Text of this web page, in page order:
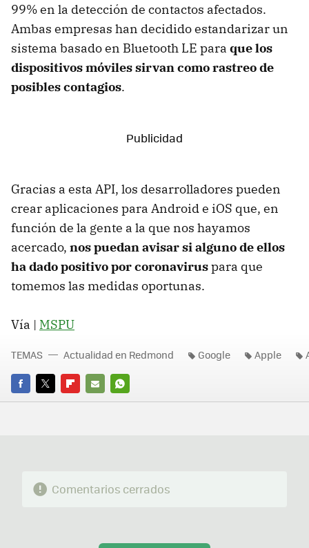
99% en la detección de contactos afectados.
Ambas empresas han decidido estandarizar un
sistema basado en Bluetooth LE para que los
dispositivos móviles sirvan como rastreo de
posibles contagios.
Gracias a esta API, los desarrolladores pueden
crear aplicaciones para Android e iOS que, en
función de la gente a la que nos hayamos
acercado, nos puedan avisar si alguno de ellos
ha dado positivo por coronaviruspara que
tomemos las medidas oportunas.
Vía | MSPU
FACEBOOK
TWITTERFLIPBOARD
E-
WHATSAPP
TEMAS Actualidad en Redmond Google Apple
Comentarios cerrados